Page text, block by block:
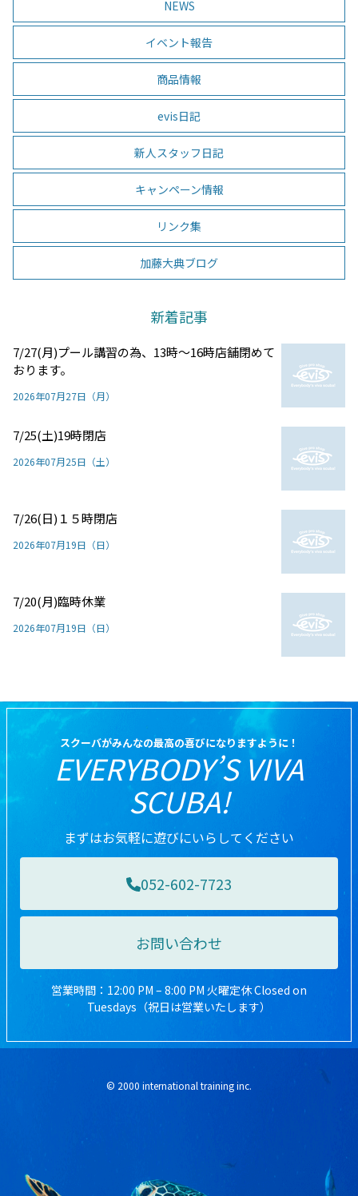
NEWS
イベント報告
商品情報
evis日記
新人スタッフ日記
キャンペーン情報
リンク集
加藤大典ブログ
新着記事
7/27(月)プール講習の為、13時～16時店舗閉めて
おります。
2026年07月27日（月）
7/25(土)19時閉店
2026年07月25日（土）
7/26(日)１５時閉店
2026年07月19日（日）
7/20(月)臨時休業
2026年07月19日（日）
スクーバがみんなの最高の喜びになりますように！
EVERYBODY’S VIVA
SCUBA!
まずはお気軽に遊びにいらしてください
052-602-7723
お問い合わせ
営業時間：12:00 PM – 8:00 PM 火曜定休 Closed on
Tuesdays（祝日は営業いたします）
© 2000 international training inc.